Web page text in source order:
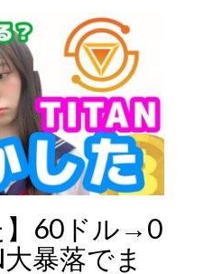
】60ドル→0
暴落でま